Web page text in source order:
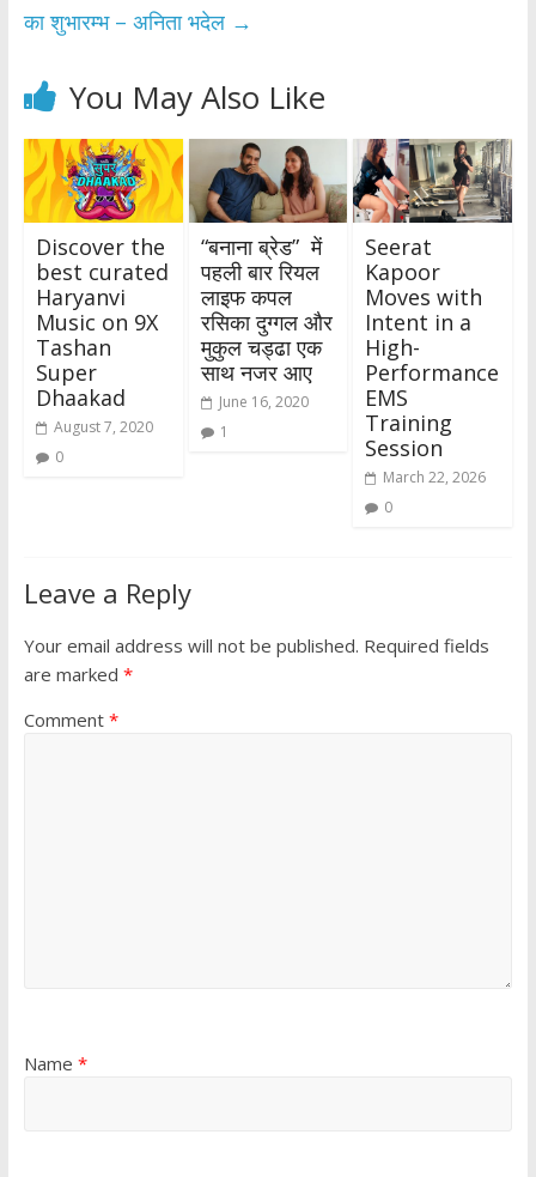
का शुभारम्भ – अनिता भदेल →
You May Also Like
Discover the
best curated
Haryanvi
Music on 9X
Tashan
Super
Dhaakad
August 7, 2020
0
“बनाना ब्रेड” में
पहली बार रियल
लाइफ कपल
रसिका दुग्गल और
मुकुल चड्ढा एक
साथ नजर आए
June 16, 2020
1
Seerat
Kapoor
Moves with
Intent in a
High-
Performance
EMS
Training
Session
March 22, 2026
0
Leave a Reply
Your email address will not be published. Required fields
are marked *
Comment *
Name *